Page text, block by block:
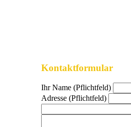
Kontaktformular
Ihr Name (Pflichtfeld)
Adresse (Pflichtfeld)